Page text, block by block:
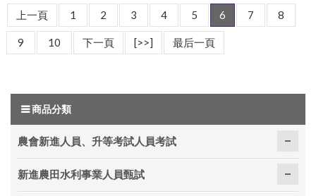
上一頁 1 2 3 4 5 6 7 8
9 10 下一頁 [>>] 最后一頁
商品分類
農會新進人員、升等考試人員考試
新進農田水利事業人員甄試